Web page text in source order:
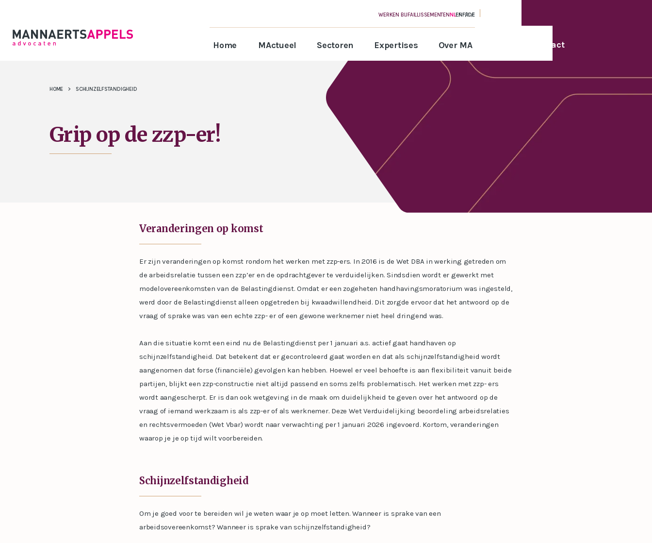
WERKEN BIJFAILLISSEMENTEN NLEN FRDE
Home MActueel Sectoren Expertises Over MA Contact
HOME > SCHIJNZELFSTANDIGHEID
Grip op de zzp-er!
Veranderingen op komst
Er zijn veranderingen op komst rondom het werken met zzp-ers. In 2016 is de Wet DBA in werking getreden om
de arbeidsrelatie tussen een zzp’er en de opdrachtgever te verduidelijken. Sindsdien wordt er gewerkt met
modelovereenkomsten van de Belastingdienst. Omdat er een zogeheten handhavingsmoratorium was ingesteld,
werd door de Belastingdienst alleen opgetreden bij kwaadwillendheid. Dit zorgde ervoor dat het antwoord op de
vraag of sprake was van een echte zzp- er of een gewone werknemer niet heel dringend was.
Aan die situatie komt een eind nu de Belastingdienst per 1 januari a.s. actief gaat handhaven op
schijnzelfstandigheid. Dat betekent dat er gecontroleerd gaat worden en dat als schijnzelfstandigheid wordt
aangenomen dat forse (financiële) gevolgen kan hebben. Hoewel er veel behoefte is aan flexibiliteit vanuit beide
partijen, blijkt een zzp-constructie niet altijd passend en soms zelfs problematisch. Het werken met zzp- ers
wordt aangescherpt. Er is dan ook wetgeving in de maak om duidelijkheid te geven over het antwoord op de
vraag of iemand werkzaam is als zzp-er of als werknemer. Deze Wet Verduidelijking beoordeling arbeidsrelaties
en rechtsvermoeden (Wet Vbar) wordt naar verwachting per 1 januari 2026 ingevoerd. Kortom, veranderingen
waarop je je op tijd wilt voorbereiden.
Schijnzelfstandigheid
Om je goed voor te bereiden wil je weten waar je op moet letten. Wanneer is sprake van een
arbeidsovereenkomst? Wanneer is sprake van schijnzelfstandigheid?